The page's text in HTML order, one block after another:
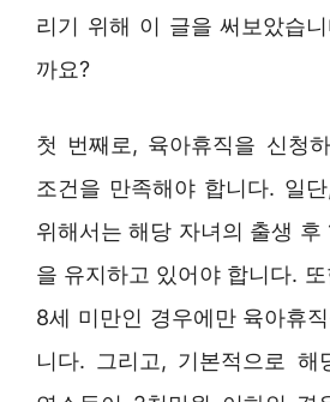
리기 위해 이 글을 써보았습
까요?
첫 번째로, 육아휴직을 신청
조건을 만족해야 합니다. 일
위해서는 해당 자녀의 출생 후
을 유지하고 있어야 합니다.
8세 미만인 경우에만 육아휴
니다. 그리고, 기본적으로 해